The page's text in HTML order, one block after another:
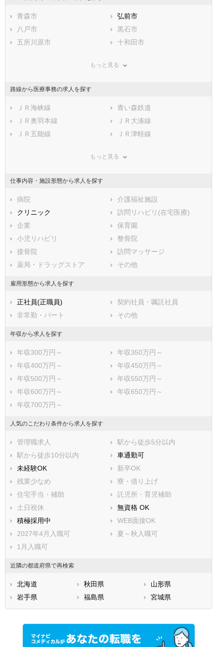
石川県 福井県
静岡県
滋賀県
兵庫県
山口県
福岡県
佐賀県
熊本県
鹿児島県
青森市
弘前市
八戸市
黒石市
五所川原市
十和田市
平川市
東津軽郡蓬田村
西津軽郡鰺ヶ沢町
西津軽郡深浦町
中津軽郡西目屋村
南津軽郡藤崎町
南津軽郡大鰐町
南津軽郡田舎館村
上北郡野辺地町
上北郡横浜町
上北郡六ヶ所村
上北郡おいらせ町
下北郡大間町
下北郡東通村
下北郡風間浦村
下北郡佐井村
三戸郡三戸町
三戸郡五戸町
三戸郡田子町
三戸郡南部町
三戸郡階上町
三戸郡新郷村
もっと見る
路線から医療事務の求人を探す
ＪＲ海峡線
青い森鉄道
ＪＲ奥羽本線
ＪＲ大湊線
ＪＲ五能線
ＪＲ津軽線
弘南鉄道大鰐線
もっと見る
仕事内容・施設形態から求人を探す
病院
介護福祉施設
クリニック
訪問リハビリ(在宅医療)
企業
保育園
小児リハビリ
整骨院
接骨院
訪問マッサージ
薬局・ドラッグストア
その他
雇用形態から求人を探す
正社員(正職員)
契約社員・嘱託社員
非常勤・パート
その他
年収から求人を探す
年収300万円～
年収350万円～
年収400万円～
年収450万円～
年収500万円～
年収550万円～
年収600万円～
年収650万円～
年収700万円～
人気のこだわり条件から求人を探す
管理職求人
駅から徒歩5分以内
駅から徒歩10分以内
車通勤可
未経験OK
新卒OK
残業少なめ
寮・借り上げ
住宅手当・補助
託児所・育児補助
土日祝休
無資格 OK
積極採用中
WEB面接OK
2027年4月入職可
夏～秋入職可
1月入職可
近隣の都道府県で再検索
北海道 秋田県
山形県
岩手県
福島県 宮城県